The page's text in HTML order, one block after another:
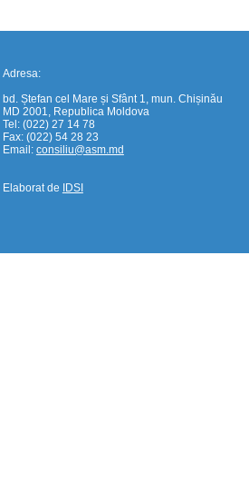
Adresa:
bd. Ștefan cel Mare și Sfânt 1, mun. Chișinău
MD 2001, Republica Moldova
Tel: (022) 27 14 78
Fax: (022) 54 28 23
Email: consiliu@asm.md
Elaborat de IDSI